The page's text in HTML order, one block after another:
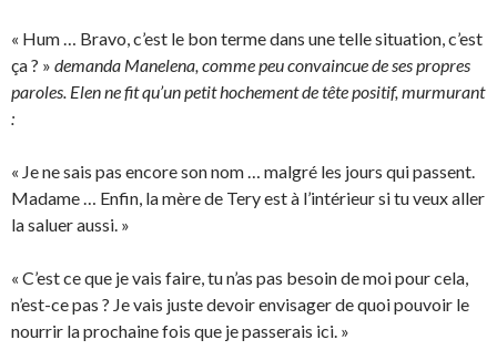
« Hum … Bravo, c’est le bon terme dans une telle situation, c’est
ça ? » demanda Manelena, comme peu convaincue de ses propres
paroles. Elen ne fit qu’un petit hochement de tête positif, murmurant
:
« Je ne sais pas encore son nom … malgré les jours qui passent.
Madame … Enfin, la mère de Tery est à l’intérieur si tu veux aller
la saluer aussi. »
« C’est ce que je vais faire, tu n’as pas besoin de moi pour cela,
n’est-ce pas ? Je vais juste devoir envisager de quoi pouvoir le
nourrir la prochaine fois que je passerais ici. »